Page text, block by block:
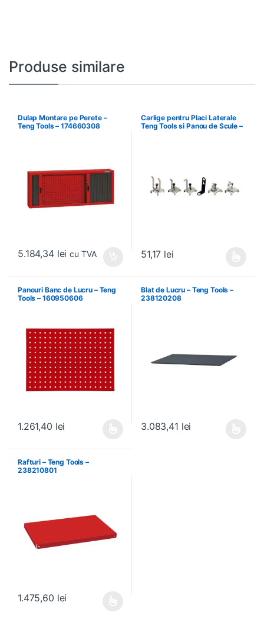
Produse similare
Dulap Montare pe Perete –
Teng Tools – 174660308
5.184,34 lei cu TVA
Carlige pentru Placi Laterale
Teng Tools si Panou de Scule –
51,17 lei
Panouri Banc de Lucru – Teng
Tools – 160950606
1.261,40 lei
Blat de Lucru – Teng Tools –
238120208
3.083,41 lei
Rafturi – Teng Tools –
238210801
1.475,60 lei